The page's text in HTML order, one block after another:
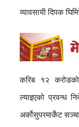
व्यावसायी दिपक
करिब १२ करोडको
ल्याइएको प्रवन्ध
अर्कोसुपरमार्केट